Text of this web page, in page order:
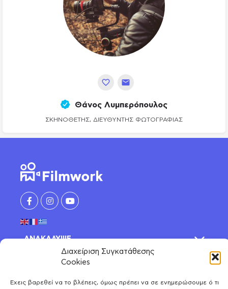
Διαχείριση Συγκατάθεσης
Cookies
Έχεις βαρεθεί να το βλέπεις, όμως πρέπει να σε ενημερώσουμε ό τι
Θάνος Λυμπερόπουλος
ΣΚΗΝΟΘΈΤΗΣ, ΔΙΕΥΘΥΝΤΉΣ ΦΩΤΟΓΡΑΦΊΑΣ
ΑΝΑΚΑΛΥΨΕ
Χορευτές
Μοιράσου και κέρδισε